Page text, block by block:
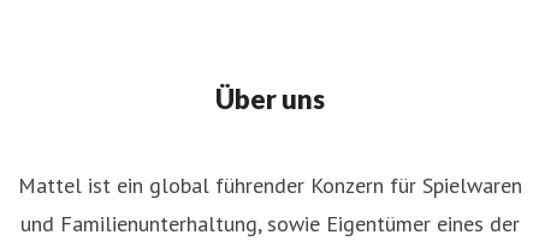
Über uns
Mattel ist ein global führender Konzern für Spielwaren
und Familienunterhaltung, sowie Eigentümer eines der